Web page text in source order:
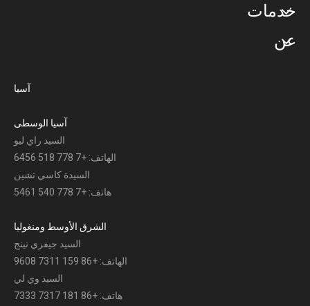
خدمات
عن
آسيا
آسيا الوسطى
السيد راي ليو
الهاتف: +7 778 518 6456
السيدة كاسي تشين
هاتف: +7 778 540 5461
الشرق الأوسط ومنغوليا
السيد جيفري نينج
الهاتف: +86 159 7311 9608
السيد وي لي
هاتف: +86 181 7317 7333